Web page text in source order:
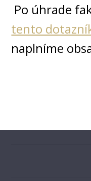
Po úhrade
tento
naplníme